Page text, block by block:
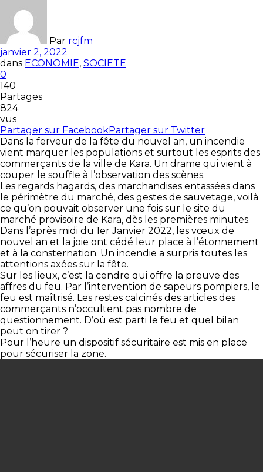
Par rcjfm
janvier 2, 2022
dans ECONOMIE, SOCIETE
0
140
Partages
824
vus
Partager sur FacebookPartager sur Twitter
Dans la ferveur de la fête du nouvel an, un incendie
vient marquer les populations et surtout les esprits des
commerçants de la ville de Kara. Un drame qui vient à
couper le souffle à l’observation des scènes.
Les regards hagards, des marchandises entassées dans
le périmètre du marché, des gestes de sauvetage, voilà
ce qu’on pouvait observer une fois sur le site du
marché provisoire de Kara, dès les premières minutes.
Dans l’après midi du 1er Janvier 2022, les vœux de
nouvel an et la joie ont cédé leur place à l’étonnement
et à la consternation. Un incendie a surpris toutes les
attentions axées sur la fête.
Sur les lieux, c’est la cendre qui offre la preuve des
affres du feu. Par l’intervention de sapeurs pompiers, le
feu est maîtrisé. Les restes calcinés des articles des
commerçants n’occultent pas nombre de
questionnement. D’où est parti le feu et quel bilan
peut on tirer ?
Pour l’heure un dispositif sécuritaire est mis en place
pour sécuriser la zone.